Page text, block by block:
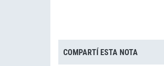
COMPARTÍ ESTA NOTA